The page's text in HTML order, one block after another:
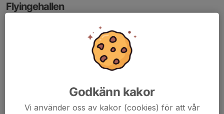
Flyingehallen
Svara gärna så vi vet hur många som kommer. Bra om
alla kommer så vi får träning inför lördagens
Godkänn kakor
Vi använder oss av kakor (cookies) för att vår